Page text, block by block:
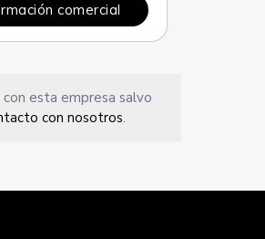
comercial
esta empresa salvo
con nosotros.